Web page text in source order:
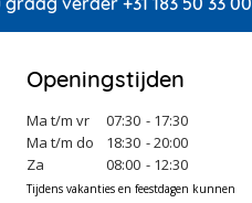
Openingstijden
Ma t/m vr 07:30 - 17:30
Ma t/m do
18:30 - 20:00
Za
08:00 - 12:30
Tijdens vakanties en feestdagen kunnen